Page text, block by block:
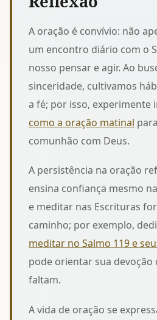
A oração é convívio: não
um encontro diário com o
nosso pensar e agir. Ao
sinceridade, cultivamos
a fé; por isso, experimente
como a oração matinal
comunhão com Deus.
A persistência na oração
ensina confiança mesmo
e meditar nas Escrituras
caminho; por exemplo,
meditar no Salmo 119 e
pode orientar sua devoção
faltam.
A vida de oração se